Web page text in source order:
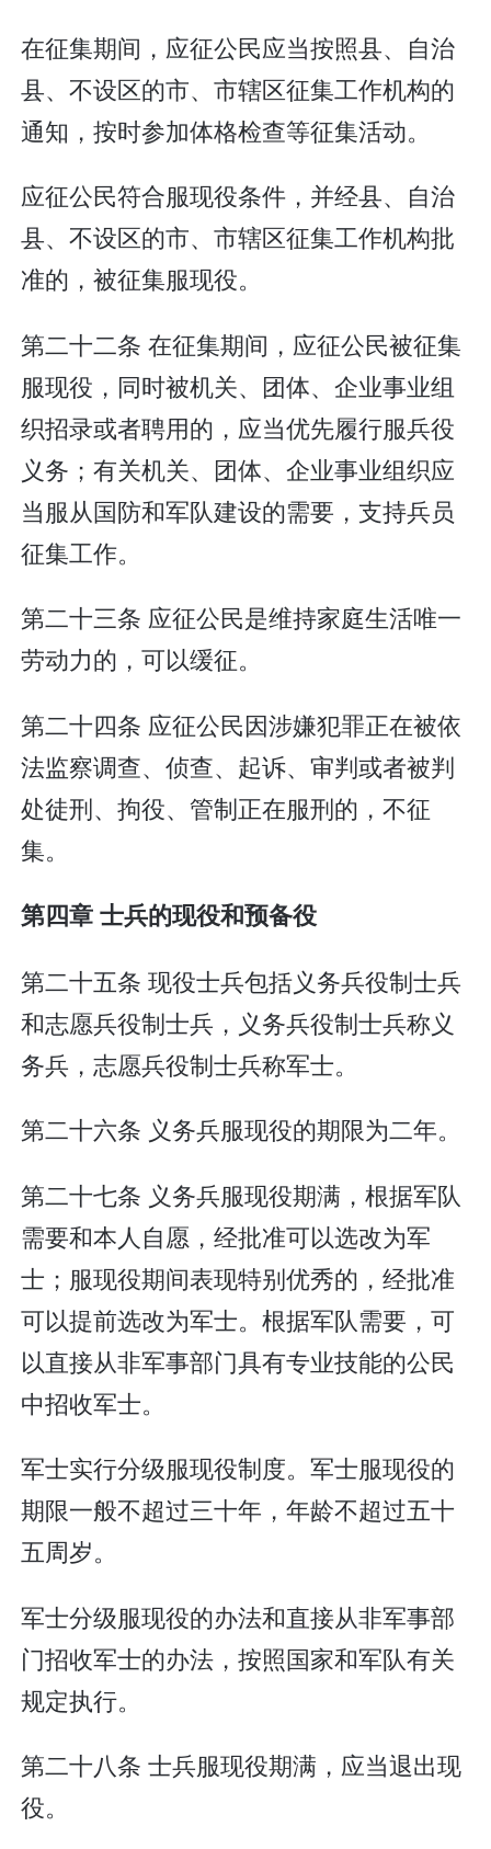
在征集期间，应征公民应当按照县、自治
县、不设区的市、市辖区征集工作机构的
通知，按时参加体格检查等征集活动。
应征公民符合服现役条件，并经县、自治
县、不设区的市、市辖区征集工作机构批
准的，被征集服现役。
第二十二条 在征集期间，应征公民被征集
服现役，同时被机关、团体、企业事业组
织招录或者聘用的，应当优先履行服兵役
义务；有关机关、团体、企业事业组织应
当服从国防和军队建设的需要，支持兵员
征集工作。
第二十三条 应征公民是维持家庭生活唯一
劳动力的，可以缓征。
第二十四条 应征公民因涉嫌犯罪正在被依
法监察调查、侦查、起诉、审判或者被判
处徒刑、拘役、管制正在服刑的，不征
集。
第四章 士兵的现役和预备役
第二十五条 现役士兵包括义务兵役制士兵
和志愿兵役制士兵，义务兵役制士兵称义
务兵，志愿兵役制士兵称军士。
第二十六条 义务兵服现役的期限为二年。
第二十七条 义务兵服现役期满，根据军队
需要和本人自愿，经批准可以选改为军
士；服现役期间表现特别优秀的，经批准
可以提前选改为军士。根据军队需要，可
以直接从非军事部门具有专业技能的公民
中招收军士。
军士实行分级服现役制度。军士服现役的
期限一般不超过三十年，年龄不超过五十
五周岁。
军士分级服现役的办法和直接从非军事部
门招收军士的办法，按照国家和军队有关
规定执行。
第二十八条 士兵服现役期满，应当退出现
役。